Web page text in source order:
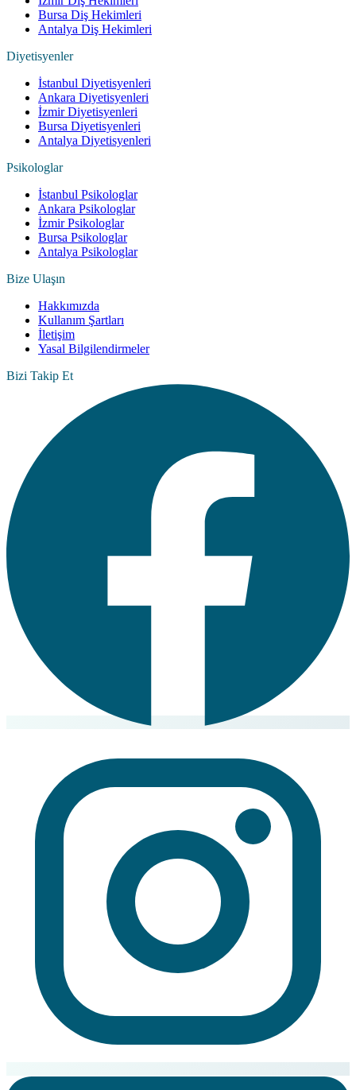
Bursa Diş Hekimleri
Antalya Diş Hekimleri
Diyetisyenler
İstanbul Diyetisyenleri
Ankara Diyetisyenleri
İzmir Diyetisyenleri
Bursa Diyetisyenleri
Antalya Diyetisyenleri
Psikologlar
İstanbul Psikologlar
Ankara Psikologlar
İzmir Psikologlar
Bursa Psikologlar
Antalya Psikologlar
Bize Ulaşın
Hakkımızda
Kullanım Şartları
İletişim
Yasal Bilgilendirmeler
Bizi Takip Et